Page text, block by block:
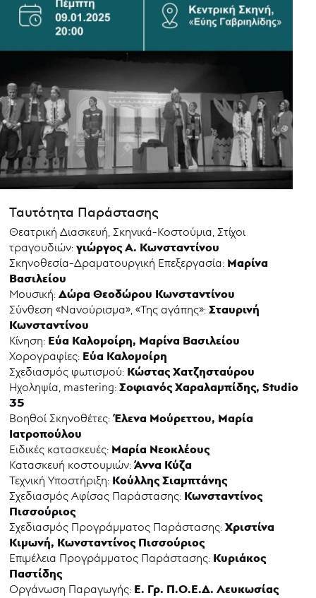
Ταυτότητα Παράστασης
Θεατρική Διασκευή, Σκηνικά-Κοστούμια, Στίχοι
τραγουδιών:γιώργος Α. Κωνσταντίνου
Σκηνοθεσία-Δραματουργική Επεξεργασία: Μαρίνα
Βασιλείου
Μουσική:Δώρα Θεοδώρου Κωνσταντίνου
Σύνθεση «Νανούρισμα», «Της αγάπης»:Σταυρινή
Κωνσταντίνου
Κίνηση: Εύα Καλομοίρη, Μαρίνα Βασιλείου
Χορογραφίες: Εύα Καλομοίρη
Σχεδιασμός φωτισμού: Κώστας Χατζησταύρου
Ηχοληψία, mastering:Σοφιανός Χαραλαμπίδης, Studio
35
Βοηθοί Σκηνοθέτες:Έλενα Μούρεττου, Μαρία
Ιατροπούλου
Ειδικές κατασκευές: Μαρία Νεοκλέους
Κατασκευή κοστουμιών:Άννα Κύζα
Τεχνική Υποστήριξη: Κούλλης Σιαμπτάνης
Σχεδιασμός Αφίσας Παράστασης: Κωνσταντίνος
Πισσούριος
Σχεδιασμός Προγράμματος Παράστασης:Χριστίνα
Κιμωνή, Κωνσταντίνος Πισσούριος
Επιμέλεια Προγράμματος Παράστασης: Κυριάκος
Παστίδης
Οργάνωση Παραγωγής: Ε. Γρ. Π.Ο.Ε.Δ. Λευκωσίας